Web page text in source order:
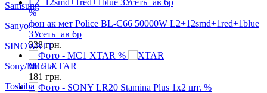
%
фон ак мет Police BL-C66 50000W L2+12smd+1red+1blue
ЗУсеть+ав 6р
328грн.
%
MC1 XTAR
181 грн.
%
Samsung
Sanyo
SINOWATT
Sony/Murata
Toshiba